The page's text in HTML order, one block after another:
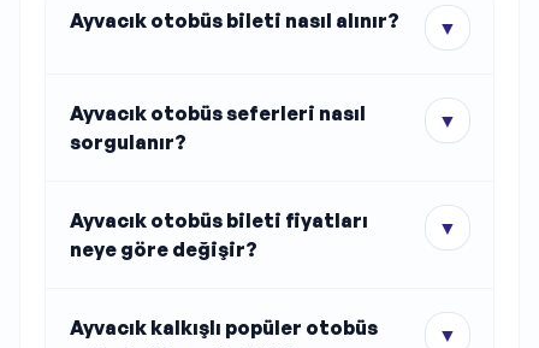
Ayvacık otobüs bileti nasıl alınır? ▼
Ayvacık otobüs seferleri nasıl
sorgulanır?
▼
Ayvacık otobüs bileti fiyatları
neye göre değişir?
▼
Ayvacık kalkışlı popüler otobüs
▼